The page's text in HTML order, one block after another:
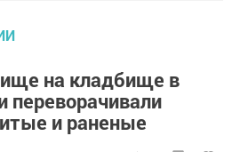
на кладбище в
переворачивали
и раненые